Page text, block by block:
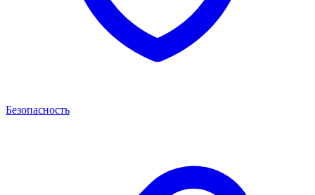
Безопасность